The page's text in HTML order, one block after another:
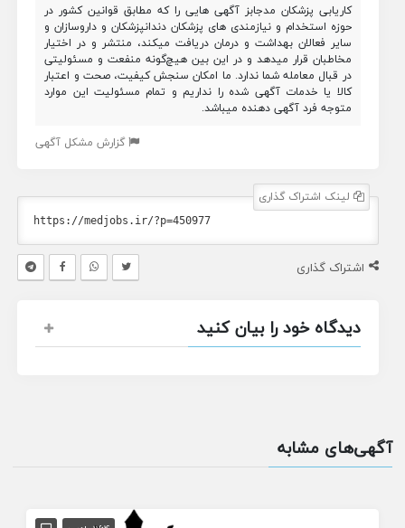
کاریابی پزشکان مدجابز آگهی هایی را که مطابق قوانین کشور در
حوزه استخدام و نیازمندی های پزشکان دندانپزشکان و داروسازان و
سایر فعالان بهداشت و درمان دریافت میکند، منتشر و در اختیار
مخاطبان قرار میدهد و در این بین هیچ‌گونه منفعت و مسئولیتی
در قبال معامله شما ندارد. ما امکان سنجش کیفیت، صحت و اعتبار
کالا یا خدمات آگهی شده را نداریم و تمام مسئولیت این موارد
متوجه فرد آگهی دهنده میباشد.
گزارش مشکل آگهی
لینک اشتراک گذاری
اشتراک گذاری
دیدگاه خود را بیان کنید
آگهی‌های مشابه